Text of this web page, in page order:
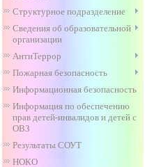
Структурное подразделение
Сведения об образовательной
организации
АнтиТеррор
Пожарная безопасность
Информационная безопасность
Информация по обеспечению
прав детей-инвалидов и детей с
ОВЗ
Результаты СОУТ
НОКО